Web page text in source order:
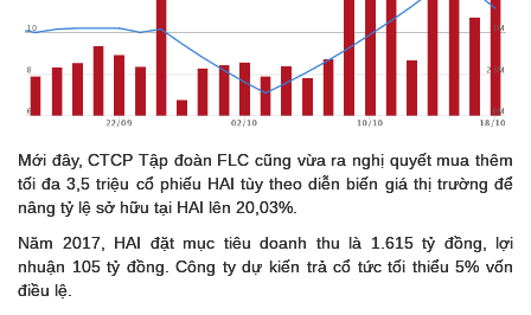
Mới đây, CTCP Tập đoàn FLC cũng vừa ra nghị quyết mua thêm
tối đa 3,5 triệu cổ phiếu HAI tùy theo diễn biến giá thị trường để
nâng tỷ lệ sở hữu tại HAI lên 20,03%.
Năm 2017, HAI đặt mục tiêu doanh thu là 1.615 tỷ đồng, lợi
nhuận 105 tỷ đồng. Công ty dự kiến trả cổ tức tối thiểu 5% vốn
điều lệ.